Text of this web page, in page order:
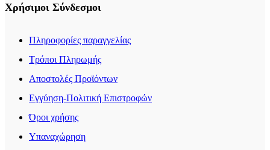
Χρήσιμοι Σύνδεσμοι
Πληροφορίες παραγγελίας
Τρόποι Πληρωμής
Αποστολές Προϊόντων
Εγγύηση-Πολιτική Επιστροφών
Όροι χρήσης
Υπαναχώρηση